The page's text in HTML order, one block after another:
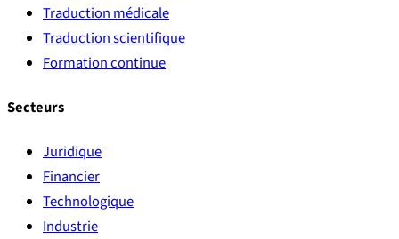
Traduction médicale
Traduction scientifique
Formation continue
Secteurs
Juridique
Financier
Technologique
Industrie